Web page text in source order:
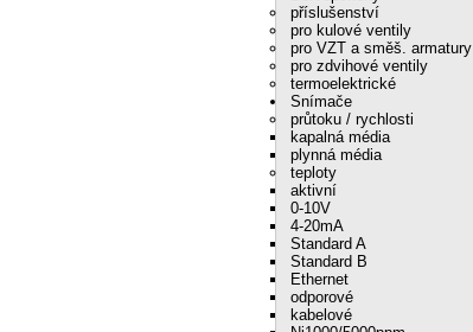
příslušenství
pro kulové ventily
pro VZT a směš. armatury
pro zdvihové ventily
termoelektrické
Snímače
průtoku / rychlosti
kapalná média
plynná média
teploty
aktivní
0-10V
4-20mA
Standard A
Standard B
Ethernet
odporové
kabelové